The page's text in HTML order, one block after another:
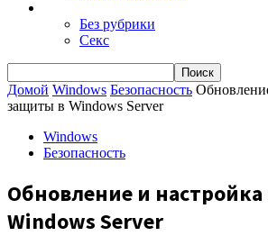
Без рубрики
Секс
Домой Windows Безопасность
защиты в Windows Server
Windows
Безопасность
Обновление и
Windows Server